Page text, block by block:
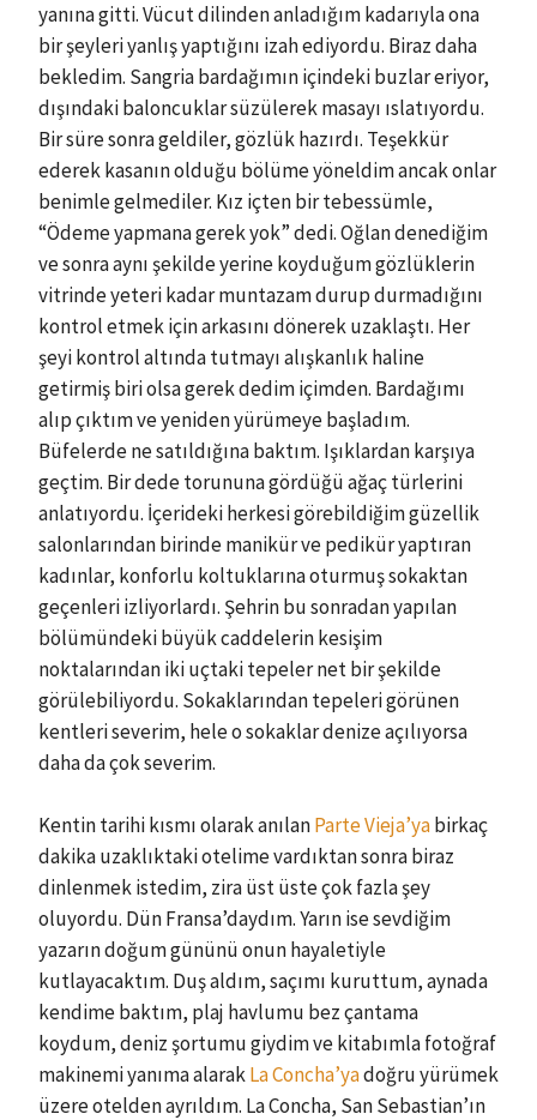
yanına gitti. Vücut dilinden anladığım kadarıyla ona
bir şeyleri yanlış yaptığını izah ediyordu. Biraz daha
bekledim. Sangria bardağımın içindeki buzlar eriyor,
dışındaki baloncuklar süzülerek masayı ıslatıyordu.
Bir süre sonra geldiler, gözlük hazırdı. Teşekkür
ederek kasanın olduğu bölüme yöneldim ancak onlar
benimle gelmediler. Kız içten bir tebessümle,
“Ödeme yapmana gerek yok” dedi. Oğlan denediğim
ve sonra aynı şekilde yerine koyduğum gözlüklerin
vitrinde yeteri kadar muntazam durup durmadığını
kontrol etmek için arkasını dönerek uzaklaştı. Her
şeyi kontrol altında tutmayı alışkanlık haline
getirmiş biri olsa gerek dedim içimden. Bardağımı
alıp çıktım ve yeniden yürümeye başladım.
Büfelerde ne satıldığına baktım. Işıklardan karşıya
geçtim. Bir dede torununa gördüğü ağaç türlerini
anlatıyordu. İçerideki herkesi görebildiğim güzellik
salonlarından birinde manikür ve pedikür yaptıran
kadınlar, konforlu koltuklarına oturmuş sokaktan
geçenleri izliyorlardı. Şehrin bu sonradan yapılan
bölümündeki büyük caddelerin kesişim
noktalarından iki uçtaki tepeler net bir şekilde
görülebiliyordu. Sokaklarından tepeleri görünen
kentleri severim, hele o sokaklar denize açılıyorsa
daha da çok severim.
Kentin tarihi kısmı olarak anılanParte Vieja’yabirkaç
dakika uzaklıktaki otelime vardıktan sonra biraz
dinlenmek istedim, zira üst üste çok fazla şey
oluyordu. Dün Fransa’daydım. Yarın ise sevdiğim
yazarın doğum gününü onun hayaletiyle
kutlayacaktım. Duş aldım, saçımı kuruttum, aynada
kendime baktım, plaj havlumu bez çantama
koydum, deniz şortumu giydim ve kitabımla fotoğraf
makinemi yanıma alarakLa Concha’yadoğru yürümek
üzere otelden ayrıldım. La Concha, San Sebastian’ın